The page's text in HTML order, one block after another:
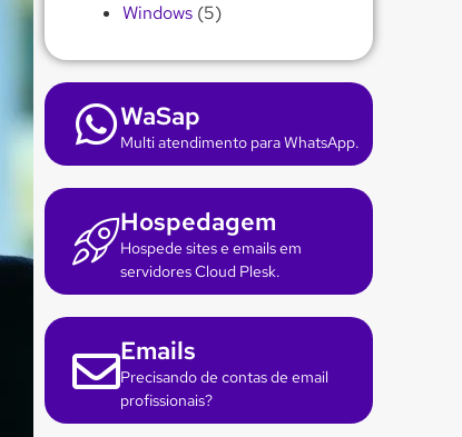
Windows (5)
WaSap
Multi atendimento para WhatsApp.
Hospedagem
Hospede sites e emails em
servidores Cloud Plesk.
Emails
Precisando de contas de email
profissionais?